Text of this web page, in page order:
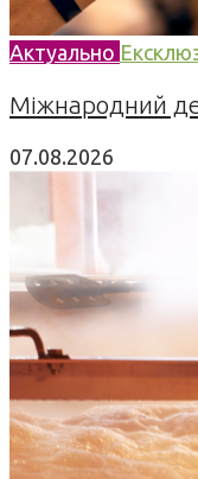
Актуально
Міжнародний
07.08.2026